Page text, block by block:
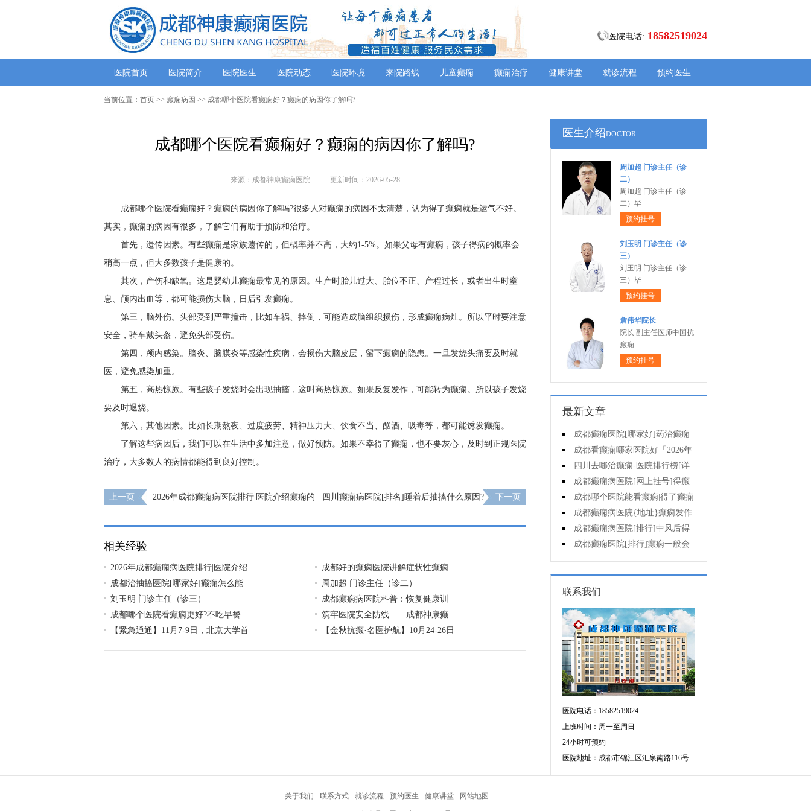
医院电话: 18582519024
医院首页 医院简介 医院医生 医院动态 医院环境 来院路线 儿童癫痫 癫痫治疗 健康讲堂 就诊流程 预约医生
当前位置： 首页 >> 癫痫病因 >> 成都哪个医院看癫痫好？癫痫的病因你了解吗?
成都哪个医院看癫痫好？癫痫的病因你了解吗?
来源：成都神康癫痫医院 更新时间：2026-05-28
成都哪个医院看癫痫好？癫痫的病因你了解吗?很多人对癫痫的病因不太清楚，认为得了癫痫就是运气不好。
其实，癫痫的病因有很多，了解它们有助于预防和治疗。
首先，遗传因素。有些癫痫是家族遗传的，但概率并不高，大约1-5%。如果父母有癫痫，孩子得病的概率会
稍高一点，但大多数孩子是健康的。
其次，产伤和缺氧。这是婴幼儿癫痫最常见的原因。生产时胎儿过大、胎位不正、产程过长，或者出生时窒
息、颅内出血等，都可能损伤大脑，日后引发癫痫。
第三，脑外伤。头部受到严重撞击，比如车祸、摔倒，可能造成脑组织损伤，形成癫痫病灶。所以平时要注意
安全，骑车戴头盔，避免头部受伤。
第四，颅内感染。脑炎、脑膜炎等感染性疾病，会损伤大脑皮层，留下癫痫的隐患。一旦发烧头痛要及时就
医，避免感染加重。
第五，高热惊厥。有些孩子发烧时会出现抽搐，这叫高热惊厥。如果反复发作，可能转为癫痫。所以孩子发烧
要及时退烧。
第六，其他因素。比如长期熬夜、过度疲劳、精神压力大、饮食不当、酗酒、吸毒等，都可能诱发癫痫。
了解这些病因后，我们可以在生活中多加注意，做好预防。如果不幸得了癫痫，也不要灰心，及时到正规医院
治疗，大多数人的病情都能得到良好控制。
上一页
2026年成都癫痫病医院排行|医院介绍癫痫的
四川癫痫病医院[排名]睡着后抽搐什么原因? 下一页
相关经验
2026年成都癫痫病医院排行|医院介绍
成都好的癫痫医院讲解症状性癫痫
成都治抽搐医院[哪家好]癫痫怎么能
周加超 门诊主任（诊二）
刘玉明 门诊主任（诊三）
成都癫痫病医院科普：恢复健康训
成都哪个医院看癫痫更好?不吃早餐
筑牢医院安全防线——成都神康癫
【紧急通通】11月7-9日，北京大学首
【金秋抗癫·名医护航】10月24-26日
医生介绍DOCTOR
周加超 门诊主任（诊
二）
周加超 门诊主任（诊
二）毕
预约挂号
刘玉明 门诊主任（诊
三）
刘玉明 门诊主任（诊
三）毕
预约挂号
詹伟华院长
院长 副主任医师中国抗
癫痫
预约挂号
最新文章
成都癫痫医院[哪家好]药治癫痫
病怎么效果好?
成都看癫痫哪家医院好「2026年
度公布」立冬后癫痫病人应多注意
什么?
四川去哪治癫痫-医院排行榜[详
细排名]四川哪儿能有效治疗癫痫?
成都癫痫病医院[网上挂号]得癫
痫的女性母乳喂养时要注意什么?
成都哪个医院能看癫痫|得了癫痫
会有什么症状?
成都癫痫病医院{地址}癫痫发作
跟哪些因素有关?
成都癫痫病医院[排行]中风后得
的癫痫能治吗
成都癫痫医院[排行]癫痫一般会
出现哪些症状?
联系我们
医院电话：18582519024
上班时间：周一至周日
24小时可预约
医院地址：成都市锦江区汇泉南路116号
关于我们 - 联系方式 - 就诊流程 - 预约医生 - 健康讲堂 - 网站地图